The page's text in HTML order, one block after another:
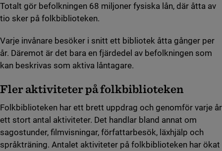
Totalt gör befolkningen 68 miljoner fysiska lån, där åtta av
tio sker på folkbiblioteken.
Varje invånare besöker i snitt ett bibliotek åtta gånger per
år. Däremot är det bara en fjärdedel av befolkningen som
kan beskrivas som aktiva låntagare.
Fler aktiviteter på folkbiblioteken
Folkbiblioteken har ett brett uppdrag och genomför varje år
ett stort antal aktiviteter. Det handlar bland annat om
sagostunder, filmvisningar, författarbesök, läxhjälp och
språkträning. Antalet aktiviteter på folkbiblioteken har ökat